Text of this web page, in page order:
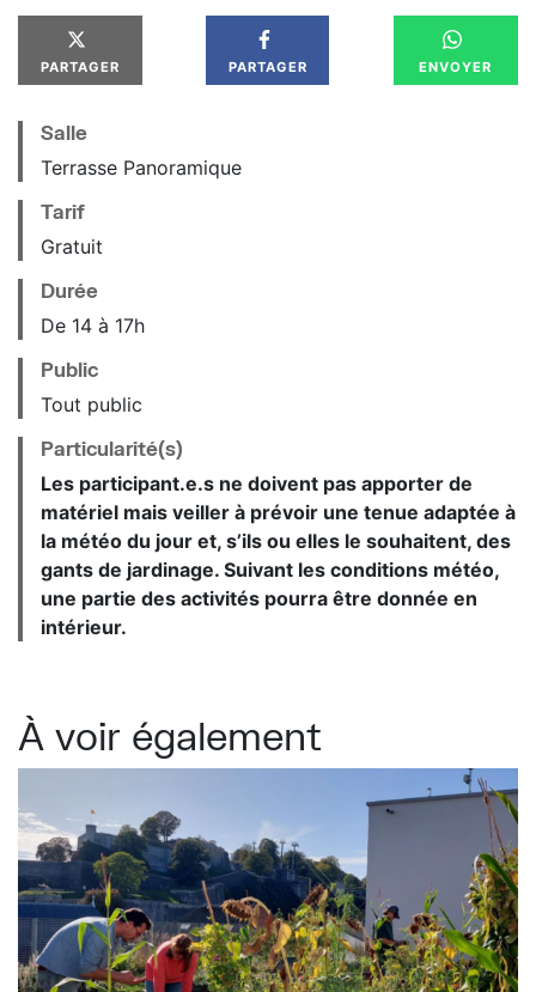
PARTAGER PARTAGER ENVOYER
Salle
Terrasse Panoramique
Tarif
Gratuit
Durée
De 14 à 17h
Public
Tout public
Particularité(s)
Les participant.e.s ne doivent pas apporter de
matériel mais veiller à prévoir une tenue adaptée à
la météo du jour et, s’ils ou elles le souhaitent, des
gants de jardinage. Suivant les conditions météo,
une partie des activités pourra être donnée en
intérieur.
À voir également